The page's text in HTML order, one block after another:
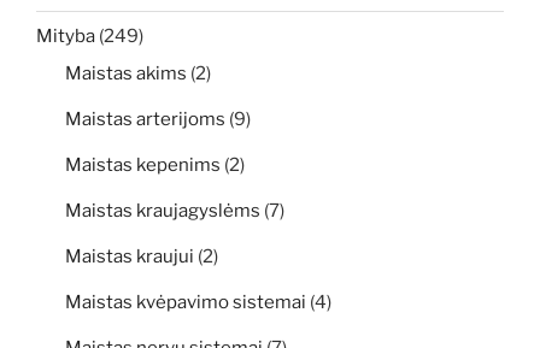
Mityba (249)
Maistas akims (2)
Maistas arterijoms (9)
Maistas kepenims (2)
Maistas kraujagyslėms (7)
Maistas kraujui (2)
Maistas kvėpavimo sistemai (4)